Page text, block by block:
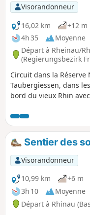
Visorandonneur
16,02 km
+12 m
4h 35
Moyenne
Départ à Rheinau/
(Regierungsbezirk
Circuit dans la
Taubergiessen, dans
bord du vieux Rhin
d'un millier d'hectares
de Rhinau dans les
350 ha en prés ou en
des chevreuils, des
Sentier des
Visorandonneur
10,99 km
+6 m
3h 10
Moyenne
Départ à Rhinau